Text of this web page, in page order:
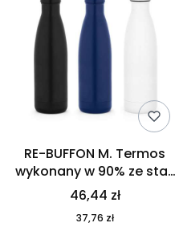
RE-BUFFON M. Termos
wykonany w 90% ze stali
nierdzewnej
pochodzącej z
recyklingu 520 ml 94294
46,44 zł
37,76 zł